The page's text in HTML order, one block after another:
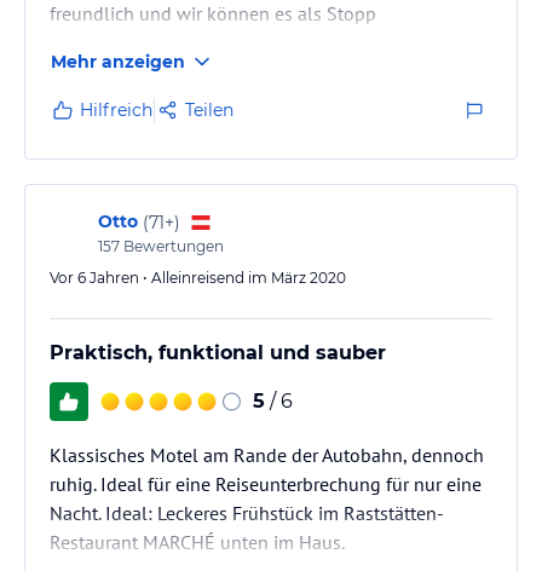
freundlich und wir können es als Stopp
Mehr anzeigen
Hilfreich Teilen
Otto (71+)
157 Bewertungen
Vor 6 Jahren • Alleinreisend im März 2020
Praktisch, funktional und sauber
5 / 6
Klassisches Motel am Rande der Autobahn, dennoch
ruhig. Ideal für eine Reiseunterbrechung für nur eine
Nacht. Ideal: Leckeres Frühstück im Raststätten-
Restaurant MARCHÉ unten im Haus.